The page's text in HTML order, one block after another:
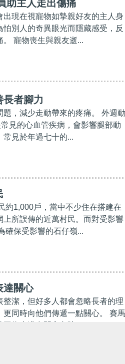
助主人走出傷痛
現在視寵物如摯親好友的主人身
怕別人的奇異眼光而隱藏感受，反
寵物喪生與親友逝...
長者腳力
，減少走動帶來的疼痛。 外週動
見的心血管疾病，會影響腿部動
常見於年過七十的...
約1,000戶，當中不少住在搭建在
所誤傳的近萬村民。而對受影響
確保受影響的石仔嶺...
達關心
潔，但好多人都會忽略長者的理
同時向他們傳遞一點關心。 賽馬